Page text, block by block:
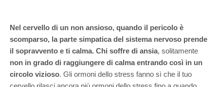
Nel cervello di un non ansioso, quando il pericolo è
scomparso, la parte simpatica del sistema nervoso prende
il sopravvento e ti calma. Chi soffre di ansia, solitamente
non in grado di raggiungere di calma entrando così in un
circolo vizioso. Gli ormoni dello stress fanno sì che il tuo